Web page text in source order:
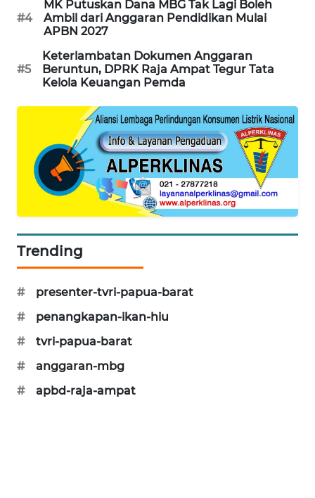
#4
MK Putuskan Dana MBG Tak Lagi Boleh
Ambil dari Anggaran Pendidikan Mulai
APBN 2027
#5
Keterlambatan Dokumen Anggaran
Beruntun, DPRK Raja Ampat Tegur Tata
Kelola Keuangan Pemda
Trending
#
presenter-tvri-papua-barat
#
penangkapan-ikan-hiu
#
tvri-papua-barat
#
anggaran-mbg
#
apbd-raja-ampat
NEWS
FISUELRI
ID
CILEUNGSI
NEWS
NEWS
BERAMPU
NEWS
NEWS
AKHLAK